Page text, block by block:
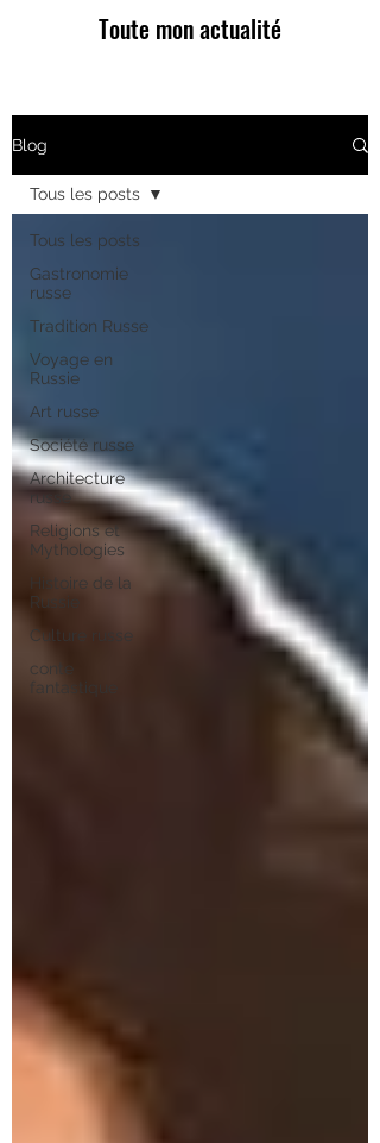
Toute mon actualité
Blog
Tous les posts
Gastronomie
russe
Tradition Russe
Voyage en
Russie
Art russe
Société russe
Architecture
russe
Religions et
Mythologies
Histoire de la
Russie
Culture russe
conte
fantastique
Tous les posts